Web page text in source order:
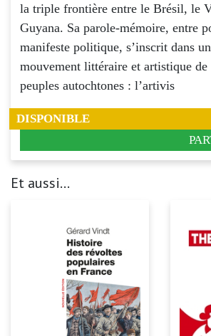
la triple frontière entre le Brésil, le
Guyana. Sa parole-mémoire, entre
manifeste politique, s’inscrit dans
mouvement littéraire et artistique de
peuples autochtones : l’artivis
DISPONIBLE
Et aussi...